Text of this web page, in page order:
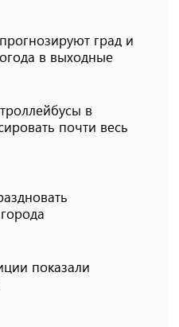
град и
в выходные
в
почти весь
показали